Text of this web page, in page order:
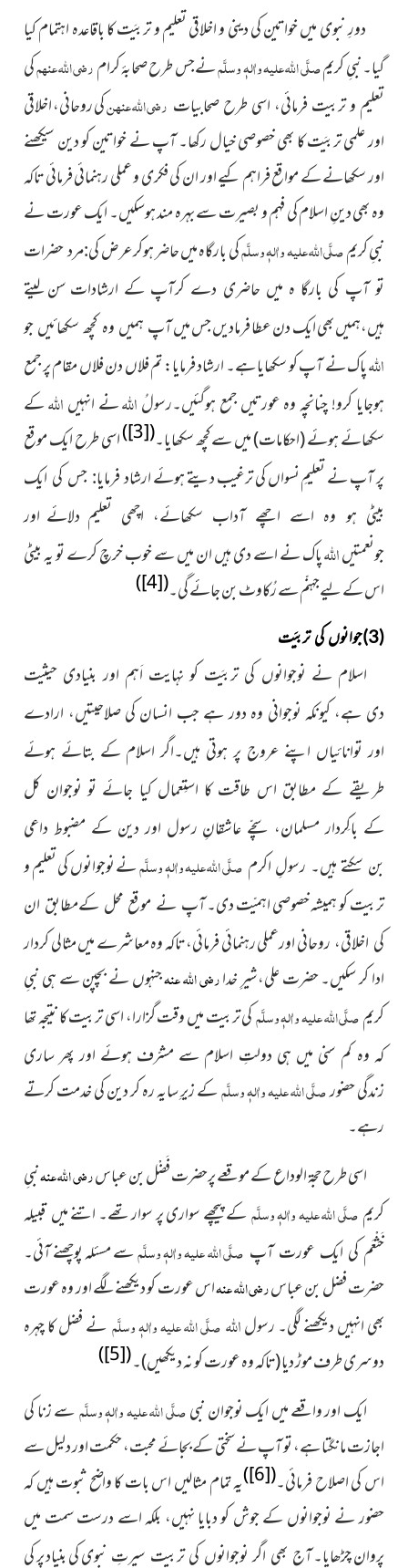
دورِ نبوی میں خواتین کی دینی و اخلاقی تعلیم و تربیَت کا باقاعدہ اہتمام کیا
گیا۔ نبیِ کریمصلَّی اللہ علیہ واٰلہٖ وسلَّمنےجس طرح صحابۂ کرامرضی اللہ عنہمکی
تعلیم و تربیت فرمائی، اسی طرح صحابیات رضی اللہ عنہنکی روحانی، اخلاقی
اور علمی تربیَت کا بھی خصوصی خیال رکھا۔ آپ نے خواتین کو دین سیکھنے
اور سکھانے کے مواقع فراہم کیے اور ان کی فکری و عملی رہنمائی فرمائی تاکہ
وہ بھی دینِ اسلام کی فہم و بصیرت سے بہرہ مند ہوسکیں۔ ایک عورت نے
نبیِ کریمصلَّی اللہ علیہ واٰلہٖ وسلَّمکی بارگاہ میں حاضر ہوکرعرضکی:مرد حضرات
تو آپ کی بارگا ہ میں حاضری دے کرآپ کے ارشادات سن لیتے
ہیں،ہمیں بھی ایک دن عطا فرمادیں جس میںآپ ہمیں وہ کچھ سکھائیں جو
اللہپاک نے آپ کو سکھایاہے۔ ارشاد فرمایا: تم فلاں دن فلاں مقام پر جمع
ہوجایا کرو! چنانچہ وہ عورتیں جمع ہوگئیں۔رسولُاﷲنے انہیںاللہکے
سکھائے ہوئے (احکامات) میں سے کچھ سکھایا۔(
[3]
)اسی طرح ایک موقع
پر آپ نے تعلیمِ نسواں کی ترغیب دیتے ہوئےارشاد فرمایا: جس کی ایک
بیٹی ہو وہ اسے اچھے آداب سکھائے، اچھی تعلیم دلائے اور
جونعمتیںاللہپاک نے اسے دی ہیں ان میں سے خوب خرچ کرے تو یہ بیٹی
اس کے لیےجہنّم سے رُکاوٹ بن جائے گی۔(
[4]
)
(3)جوانوں کی تربیَت
اسلام نے نوجوانوں کی تربیَت کو نہایت اَہم اور بنیادی حیثیت
دی ہے، کیونکہ نوجوانی وہ دور ہے جب انسان کی صلاحیتیں، ارادے
اور توانائیاں اپنے عروج پر ہوتی ہیں۔اگر اسلام کے بتائے ہوئے
طریقے کے مطابق اس طاقت کا استِعمال کیا جائے تو نوجوان کل
کے باکِردار مسلمان، سچّے عاشقانِ رسول اور دین کے مضبوط داعی
بن سکتے ہیں۔ رسولِ اکرم صلَّی اللہ علیہ واٰلہٖ وسلَّمنے نوجوانوں کی تعلیم و
تربیت کو ہمیشہ خصوصی اہمیّت دی۔آپ نے موقع محل کےمطابق ان
کی اخلاقی، روحانیاورعملی رہنمائی فرمائی، تاکہ وہ معاشرے میں مثالی کردار
ادا کر سکیں۔ حضرت علی،شیرِ خدارضی اللہ عنہجنہوں نے بچپن سے ہی نبیِ
کریمصلَّی اللہ علیہ واٰلہٖ وسلَّمکی تربیت میں وقت گزارا، اسی تربیت کا نتیجہتھا
کہ وہ کم سنی میں ہی دولتِ اسلام سے مشرّف ہوئے اور پھر ساری
زندگی حضورصلَّی اللہ علیہ واٰلہٖ وسلَّمکے زیرِ سایہ رہ کر دین کی خدمت کرتے
رہے۔
اسی طرح حجۃ الوداع کے موقعے پرحضرت فَضْل بن عباسرضی اللہ عنہنبیِ
کریمصلَّی اللہ علیہ واٰلہٖ وسلَّمکے پیچھے سواری پر سوار تھے۔ اتنےمیں قبیلہ
خَثْعَم کی ایک عورت آپ صلَّی اللہ علیہ واٰلہٖ وسلَّمسے مسئلہ پوچھنےآئی۔
حضرت فضل بن عباسرضی اللہ عنہاس عورت کو دیکھنے لگے اور وہ عورت
بھی انہیں دیکھنے لگی۔ رسولاللہصلَّی اللہ علیہ واٰلہٖ وسلَّمنے فضل کا چہرہ
دوسری طرف موڑ دیا (تاکہ وہ عورت کو نہ دیکھیں)۔(
[5]
)
ایک اور واقعے میں ایک نوجوان نبیصلَّی اللہ علیہ واٰلہٖ وسلَّمسے زنا کی
اجازت مانگتا ہے، تو آپ نے سختی کے بجائے محبت، حکمت اور دلیل سے
اس کی اصلاح فرمائی۔(
[6]
)یہ تمام مثالیں اس بات کا واضح ثبوت ہیں کہ
حضور نے نوجوانوں کے جوش کو دبایا نہیں، بلکہ اسے درست سمت میں
پروان چڑھایا۔آج بھی اگر نوجوانوں کی تربیت سیرتِ نبویکی بنیاد پر کی